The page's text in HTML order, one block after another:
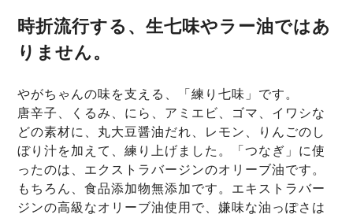
時折流行する、生七味やラー油ではあ
りません。
やがちゃんの味を支える、「練り七味」です。
唐辛子、くるみ、にら、アミエビ、ゴマ、イワシな
どの素材に、丸大豆醤油だれ、レモン、りんごのし
ぼり汁を加えて、練り上げました。「つなぎ」に使
ったのは、エクストラバージンのオリーブ油です。
もちろん、食品添加物無添加です。エキストラバー
ジンの高級なオリーブ油使用で、嫌味な油っぽさは